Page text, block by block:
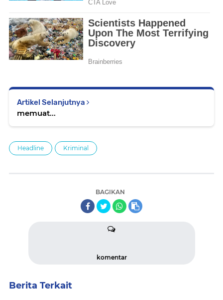
Artikel Selanjutnya
memuat...
Headline Kriminal
BAGIKAN
komentar
Berita Terkait